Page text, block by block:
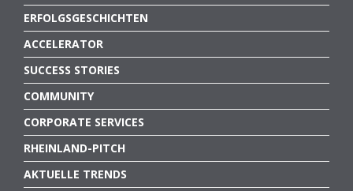
ERFOLGSGESCHICHTEN
ACCELERATOR
SUCCESS STORIES
COMMUNITY
CORPORATE SERVICES
RHEINLAND-PITCH
AKTUELLE TRENDS